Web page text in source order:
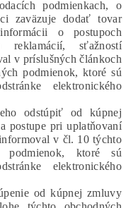
podmienkach, o
zaväzuje dodať tovar
o postupoch
reklamácií, sťažností
v príslušných článkoch
podmienok, ktoré sú
elektronického
odstúpiť od kúpnej
postupe pri uplatňovaní
v čl. 10 týchto
podmienok, ktoré sú
elektronického
od kúpnej zmluvy